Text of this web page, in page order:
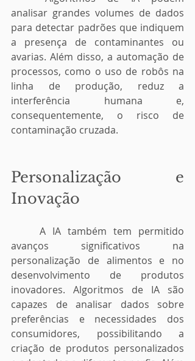
analisar grandes volumes de dados
para detectar padrões que indiquem
a presença de contaminantes ou
avarias. Além disso, a automação de
processos, como o uso de robôs na
linha de produção, reduz a
interferência humana e,
consequentemente, o risco de
contaminação cruzada.
Personalização e
Inovação
avanços significativos na
personalização de alimentos e no
desenvolvimento de produtos
inovadores. Algoritmos de IA são
capazes de analisar dados sobre
preferências e necessidades dos
consumidores, possibilitando a
criação de produtos personalizados